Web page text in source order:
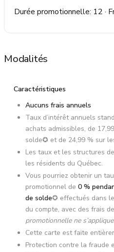
Durée promotionnelle: 12 ·
Modalités
Caractéristiques
Aucuns frais annuels
Taux d’intérêt annuels
achats admissibles, de
solde✪ et de 24,99 % sur
Les taux et les structures
les résidents du Québec.
Vous pourriez obtenir un
promotionnel de 0 %
de solde✪ effectués dans
du compte, avec des frais
promotionnelle ne
Cette carte est faite
Protection contre la fraude